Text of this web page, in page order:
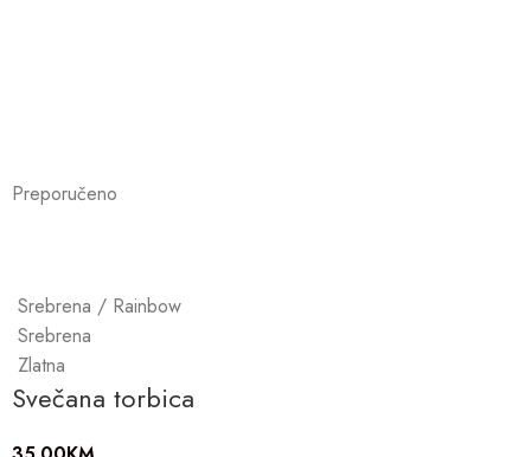
Preporučeno
Srebrena / Rainbow
Srebrena
Zlatna
Svečana torbica